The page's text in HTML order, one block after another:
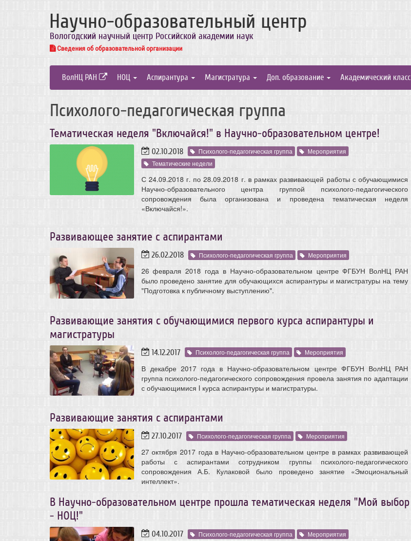
Научно-образовательный центр
Вологодский научный центр Российской академии наук
Сведения об образовательной организации
ВолНЦ РАН НОЦ Аспирантура Магистратура Доп. образование Академический класс
Психолого-педагогическая группа
Тематическая неделя "Включайся!" в Научно-образовательном центре!
02.10.2018 Психолого-педагогическая группа
Мероприятия
Тематические недели
С 24.09.2018 г. по 28.09.2018 г. в рамках развивающей работы с обучающимися
Научно-образовательного центра группой психолого-педагогического
сопровождения была организована и проведена тематическая неделя
«Включайся!».
Развивающее занятие с аспирантами
26.02.2018 Психолого-педагогическая группа Мероприятия
26 февраля 2018 года в Научно-образовательном центре ФГБУН ВолНЦ РАН
было проведено занятие для обучающихся аспирантуры и магистратуры на тему
"Подготовка к публичному выступлению".
Развивающие занятия с обучающимися первого курса аспирантуры и
магистратуры
14.12.2017 Психолого-педагогическая группа Мероприятия
В декабре 2017 года в Научно-образовательном центре ФГБУН ВолНЦ РАН
группа психолого-педагогического сопровождения провела занятия по адаптации
с обучающимися I курса аспирантуры и магистратуры.
Развивающие занятия с аспирантами
27.10.2017 Психолого-педагогическая группа Мероприятия
27 октября 2017 года в Научно-образовательном центре в рамках развивающей
работы с аспирантами сотрудником группы психолого-педагогического
сопровождения А.Б. Кулаковой было проведено занятие «Эмоциональный
интеллект».
В Научно-образовательном центре прошла тематическая неделя "Мой выбор
- НОЦ!"
04.10.2017 Психолого-педагогическая группа
Мероприятия